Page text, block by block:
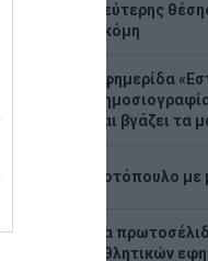
δεύτερης
ακόμη
Εφημερίδα
και βγάζει τα
Κοτόπουλο με
Τα
αθλητικών